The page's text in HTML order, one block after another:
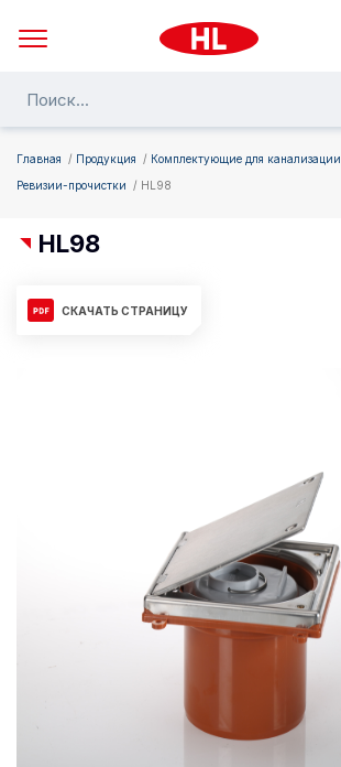
Главная Продукция
Комплектующие для канализации
Ревизии-прочистки
HL98
HL98
СКАЧАТЬ СТРАНИЦУ